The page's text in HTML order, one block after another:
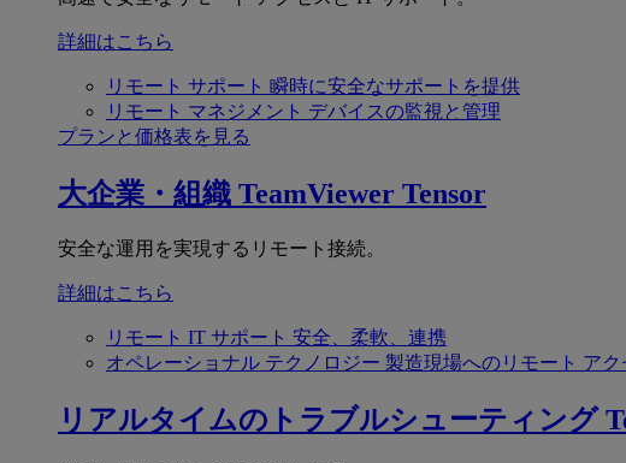
詳細はこちら
リモート サポート 瞬時に安全なサポートを提供
リモート マネジメント デバイスの監視と管理
プランと価格表を見る
大企業・組織 TeamViewer Tensor
安全な運用を実現するリモート接続。
詳細はこちら
リモート IT サポート 安全、柔軟、連携
オペレーショナル テクノロジー 製造現場へのリモート アク
リアルタイムのトラブルシューティング